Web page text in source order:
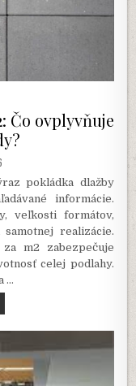
Čo ovplyvňuje
pokládka dlažby
informácie.
veľkosti formátov,
realizácie.
m2 zabezpečuje
celej podlahy.
…